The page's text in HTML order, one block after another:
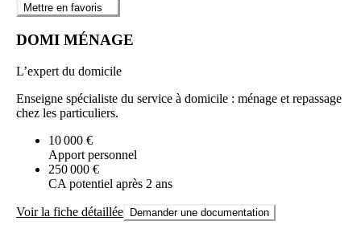
Mettre en favoris
DOMI MÉNAGE
L’expert du domicile
Enseigne spécialiste du service à domicile : ménage et repassage
chez les particuliers.
10 000 €
Apport personnel
250 000 €
CA potentiel après 2 ans
Voir la fiche détaillée Demander une documentation